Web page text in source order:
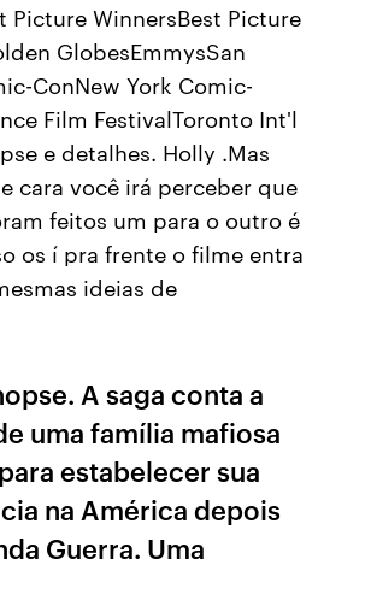
Picture WinnersBest Picture
GlobesEmmysSan
ConNew York Comic-
Film FestivalToronto Int'l
e detalhes. Holly .Mas
cara você irá perceber que
feitos um para o outro é
os í pra frente o filme entra
ideias de
A saga conta a
uma família mafiosa
estabelecer sua
na América depois
Guerra. Uma